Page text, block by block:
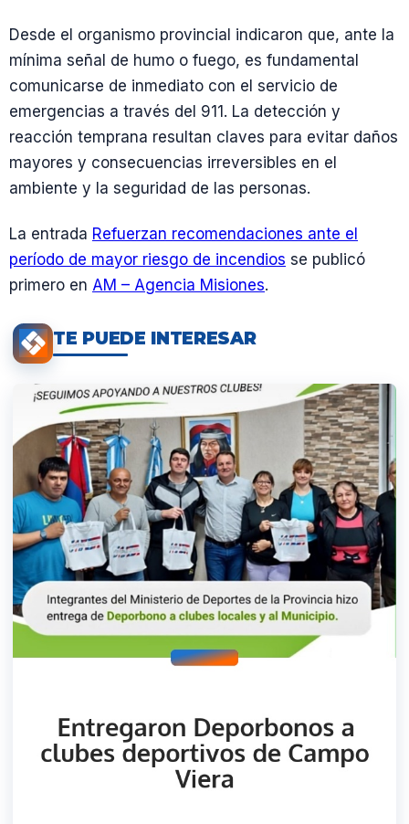
Desde el organismo provincial indicaron que, ante la
mínima señal de humo o fuego, es fundamental
comunicarse de inmediato con el servicio de
emergencias a través del 911. La detección y
reacción temprana resultan claves para evitar daños
mayores y consecuencias irreversibles en el
ambiente y la seguridad de las personas.
La entrada Refuerzan recomendaciones ante el
período de mayor riesgo de incendios se publicó
primero en AM – Agencia Misiones.
TE PUEDE INTERESAR